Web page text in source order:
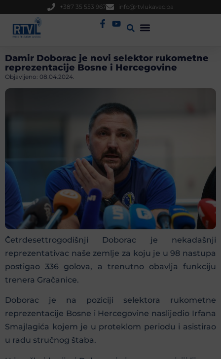
+387 35 553 967 info@rtvlukavac.ba
Damir Doborac je novi selektor rukometne
reprezentacije Bosne i Hercegovine
Objavljeno: 08.04.2024.
Četrdesettrogodišnji Doborac je nekadašnji
reprezentativac naše zemlje za koju je u 98 nastupa
postigao 336 golova, a trenutno obavlja funkciju
trenera Gračanice.
Doborac je na poziciji selektora rukometne
reprezentacije Bosne i Hercegovine naslijedio Irfana
Smajlagića kojem je u proteklom periodu i asistirao
u radu stručnog štaba.